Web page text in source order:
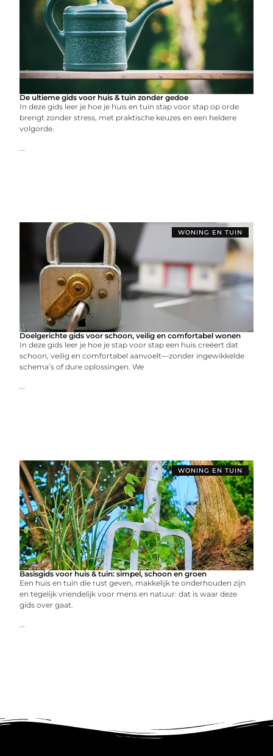
De ultieme gids voor huis & tuin zonder gedoe
In deze gids leer je hoe je huis en tuin stap voor stap op orde
brengt zonder stress, met praktische keuzes en een heldere
volgorde.
...
WONING EN TUIN
Doelgerichte gids voor schoon, veilig en comfortabel wonen
In deze gids leer je hoe je stap voor stap een huis creëert dat
schoon, veilig en comfortabel aanvoelt—zonder ingewikkelde
schema’s of dure oplossingen. We
...
WONING EN TUIN
Basisgids voor huis & tuin: simpel, schoon en groen
Een huis en tuin die rust geven, makkelijk te onderhouden zijn
en tegelijk vriendelijk voor mens en natuur: dat is waar deze
gids over gaat.
...